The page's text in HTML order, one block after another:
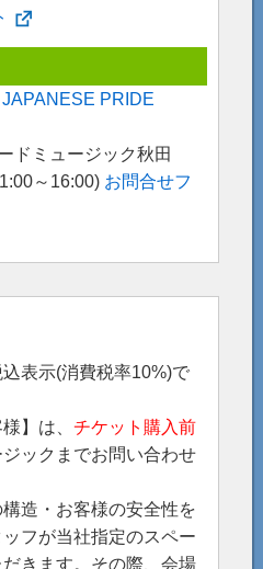
PRIDE
ドミュージック秋田
～16:00) お問合せフ
表示(消費税率10%)で
】は、 チケット購入前
ックまでお問い合わせ
造・お客様の安全性を
フが当社指定のスペー
きます。その際、会場